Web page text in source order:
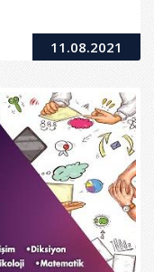
11.08.2021